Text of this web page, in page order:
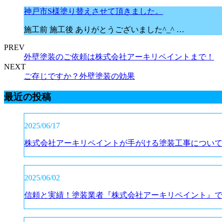
神戸市S様塗り替えさせて頂きました。
施工前 施工後 ありがとうございました^_^ …
PREV
外壁塗装のご依頼は株式会社アーキリペイントまで！
NEXT
ご存じですか？外壁塗装の効果
最近の投稿
2025/06/17
株式会社アーキリペイントが手がける塗装工事について
2025/06/02
信頼と実績！塗装業者『株式会社アーキリペイント』で